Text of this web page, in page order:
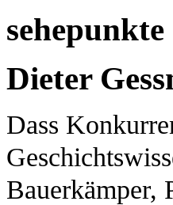
Dieter
Dass
Bauerkämper,